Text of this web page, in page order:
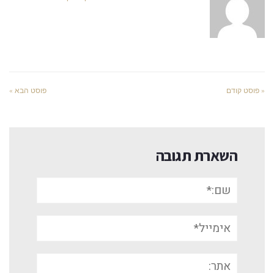
« פוסט קודם פוסט הבא »
השארת תגובה
אימייל*